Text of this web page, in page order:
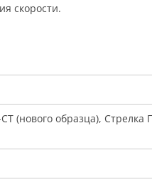
скорости.
(нового образца),